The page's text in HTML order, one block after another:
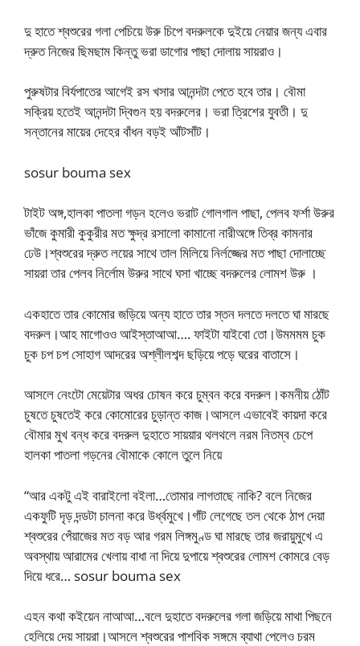
দু হাতে শ্বশুরের গলা পেচিয়ে উরু চিপে বদরুলকে দুইয়ে নেয়ার জন্য এবার
দ্রুত নিজের ছিমছাম কিন্তু ভরা ডাগোর পাছা দোলায় সায়রাও।
পুরুষটার বির্যপাতের আগেই রস খসার আনন্দটা পেতে হবে তার। বৌমা
সক্রিয় হতেই আনন্দটা দ্বিগুন হয় বদরুলের। ভরা ত্রিশের যুবতী। দু
সন্তানের মায়ের দেহের বাঁধন বড়ই আঁটসাঁট।
sosur bouma sex
টাইট অঙ্গ,হালকা পাতলা গড়ন হলেও ভরাট গোলগাল পাছা, পেলব ফর্শা উরুর
ভাঁজে কুমারী কুকুরীর মত ক্ষুদ্র রসালো কামানো নারীঅঙ্গে তিব্র কামনার
ঢেউ।শ্বশুরের দ্রুত লয়ের সাথে তাল মিলিয়ে নির্লজ্জের মত পাছা দোলাচ্ছে
সায়রা তার পেলব নির্লোম উরুর সাথে ঘসা খাচ্ছে বদরুলের লোমশ উরু ।
একহাতে তার কোমোর জড়িয়ে অন্য হাতে তার স্তন দলতে দলতে ঘা মারছে
বদরুল।আহ মাগোওও আইস্তাআআ…. ফাইটা যাইবো তো।উমমমম চুক
চুক চপ চপ সোহাগ আদরের অশ্লীলশব্দ ছড়িয়ে পড়ে ঘরের বাতাসে।
আসলে নেংটো মেয়েটার অধর চোষন করে চুম্বন করে বদরুল।কমনীয় ঠোঁট
চুষতে চুষতেই করে কোমোরের চুড়ান্ত কাজ।আসলে এভাবেই কায়দা করে
বৌমার মুখ বন্ধ করে বদরুল দুহাতে সায়য়ার থলথলে নরম নিতম্ব চেপে
হালকা পাতলা গড়নের বৌমাকে কোলে তুলে নিয়ে
“আর একটু এই বারাইলো বইলা…তোমার লাগতাছে নাকি? বলে নিজের
একফুটি দৃড় দন্ডটা চালনা করে উর্ধ্বমুখে।গাঁট লেগেছে তল থেকে ঠাপ দেয়া
শ্বশুরের পেঁয়াজের মত বড় আর গরম লিঙ্গমুণ্ড ঘা মারছে তার জরায়ুমুখে এ
অবস্থায় আরামের খেলায় বাধা না দিয়ে দুপায়ে শ্বশুরের লোমশ কোমরে বেড়
দিয়ে ধরে… sosur bouma sex
এহন কথা কইয়েন নাআআ…বলে দুহাতে বদরুলের গলা জড়িয়ে মাথা পিছনে
হেলিয়ে দেয় সায়রা।আসলে শ্বশুরের পাশবিক সঙ্গমে ব্যাথা পেলেও চরম